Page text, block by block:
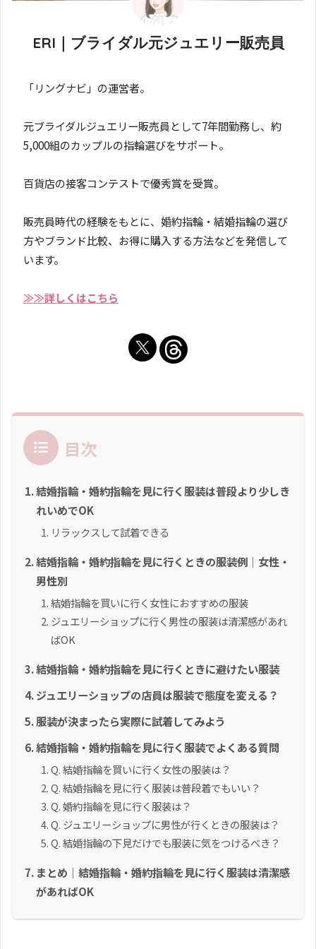
ERI｜ブライダル元ジュエリー販売員
「リングナビ」の運営者。
元ブライダルジュエリー販売員として7年間勤務し、約
5,000組のカップルの指輪選びをサポート。
百貨店の接客コンテストで優秀賞を受賞。
販売員時代の経験をもとに、婚約指輪・結婚指輪の選び
方やブランド比較、お得に購入する方法などを発信して
います。
≫≫詳しくはこちら
目次
結婚指輪・婚約指輪を見に行く服装は普段より少しき
れいめでOK
リラックスして試着できる
結婚指輪・婚約指輪を見に行くときの服装例｜女性・
男性別
結婚指輪を買いに行く女性におすすめの服装
ジュエリーショップに行く男性の服装は清潔感があれ
ばOK
結婚指輪・婚約指輪を見に行くときに避けたい服装
ジュエリーショップの店員は服装で態度を変える？
服装が決まったら実際に試着してみよう
結婚指輪・婚約指輪を見に行く服装でよくある質問
Q. 結婚指輪を買いに行く女性の服装は？
Q. 結婚指輪を見に行く服装は普段着でもいい？
Q. 婚約指輪を見に行く服装は？
Q. ジュエリーショップに男性が行くときの服装は？
Q. 結婚指輪の下見だけでも服装に気をつけるべき？
まとめ｜結婚指輪・婚約指輪を見に行く服装は清潔感
があればOK